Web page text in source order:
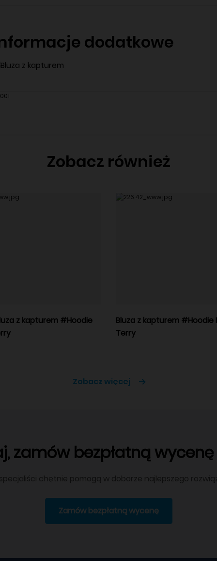
dodatkowe
Zobacz również
z kapturem #Hoodie
Bluza z kapturem #Hoodie
Terry
Zobacz więcej
zamów bezpłatną
chętnie pomogą w doborze najlepszego
Zamów bezpłatną wycenę